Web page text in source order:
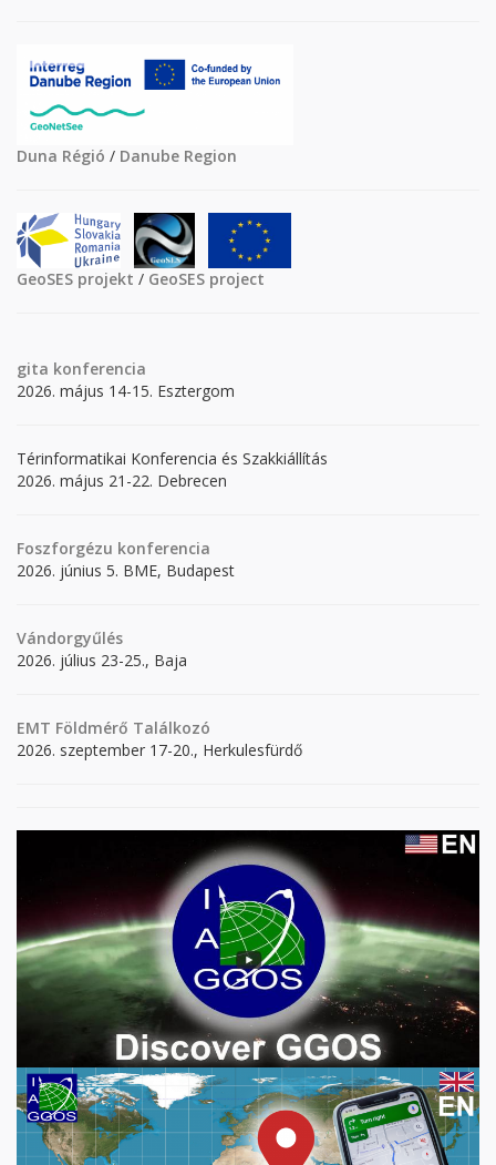
Duna Régió / Danube Region
GeoSES projekt / GeoSES project
gita konferencia
2026. május 14-15. Esztergom
Térinformatikai Konferencia és Szakkiállítás
2026. május 21-22. Debrecen
Foszforgézu konferencia
2026. június 5. BME, Budapest
Vándorgyűlés
2026. július 23-25., Baja
EMT Földmérő Találkozó
2026. szeptember 17-20., Herkulesfürdő